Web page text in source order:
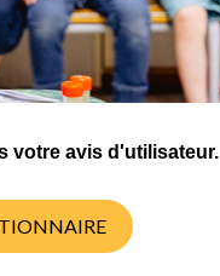
vos
!
votre avis d'utilisateur.